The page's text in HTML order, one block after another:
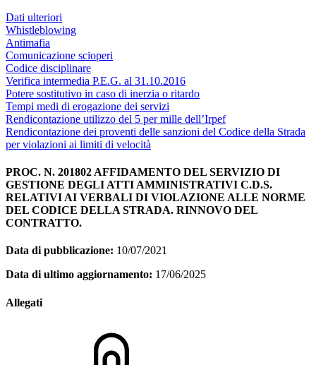
Dati ulteriori
Whistleblowing
Antimafia
Comunicazione scioperi
Codice disciplinare
Verifica intermedia P.E.G. al 31.10.2016
Potere sostitutivo in caso di inerzia o ritardo
Tempi medi di erogazione dei servizi
Rendicontazione utilizzo del 5 per mille dell’Irpef
Rendicontazione dei proventi delle sanzioni del Codice della Strada
per violazioni ai limiti di velocità
PROC. N. 201802 AFFIDAMENTO DEL SERVIZIO DI
GESTIONE DEGLI ATTI AMMINISTRATIVI C.D.S.
RELATIVI AI VERBALI DI VIOLAZIONE ALLE NORME
DEL CODICE DELLA STRADA. RINNOVO DEL
CONTRATTO.
Data di pubblicazione: 10/07/2021
Data di ultimo aggiornamento: 17/06/2025
Allegati